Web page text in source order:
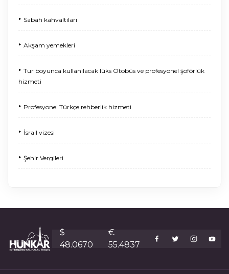
‣ Sabah kahvaltıları
‣ Akşam yemekleri
‣ Tur boyunca kullanılacak lüks Otobüs ve profesyonel şoförlük
hizmeti
‣ Profesyonel Türkçe rehberlik hizmeti
‣ İsrail vizesi
‣ Şehir Vergileri
$
48.0670
€
55.4837